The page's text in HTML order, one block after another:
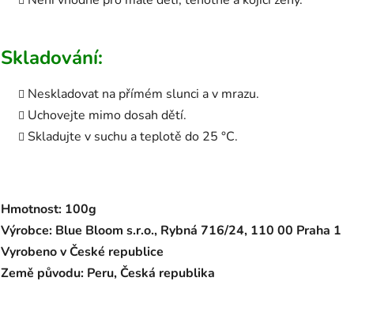
Skladování:
Neskladovat na přímém slunci a v mrazu.
Uchovejte mimo dosah dětí.
Skladujte v suchu a teplotě do 25 °C.
Hmotnost: 100g
Výrobce: Blue Bloom s.r.o., Rybná 716/24, 110 00 Praha 1
Vyrobeno v České republice
Země původu: Peru, Česká republika